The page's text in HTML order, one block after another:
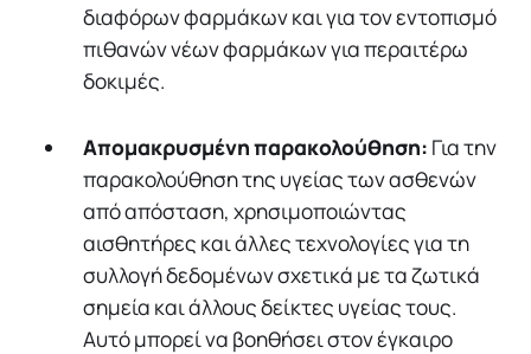
διαφόρων φαρμάκων και για τον εντοπισμό
πιθανών νέων φαρμάκων για περαιτέρω
δοκιμές.
Απομακρυσμένη παρακολούθηση: Για την
παρακολούθηση της υγείας των ασθενών
από απόσταση, χρησιμοποιώντας
αισθητήρες και άλλες τεχνολογίες για τη
συλλογή δεδομένων σχετικά με τα ζωτικά
σημεία και άλλους δείκτες υγείας τους.
Αυτό μπορεί να βοηθήσει στον έγκαιρο